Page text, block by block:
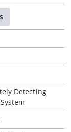
Detecting